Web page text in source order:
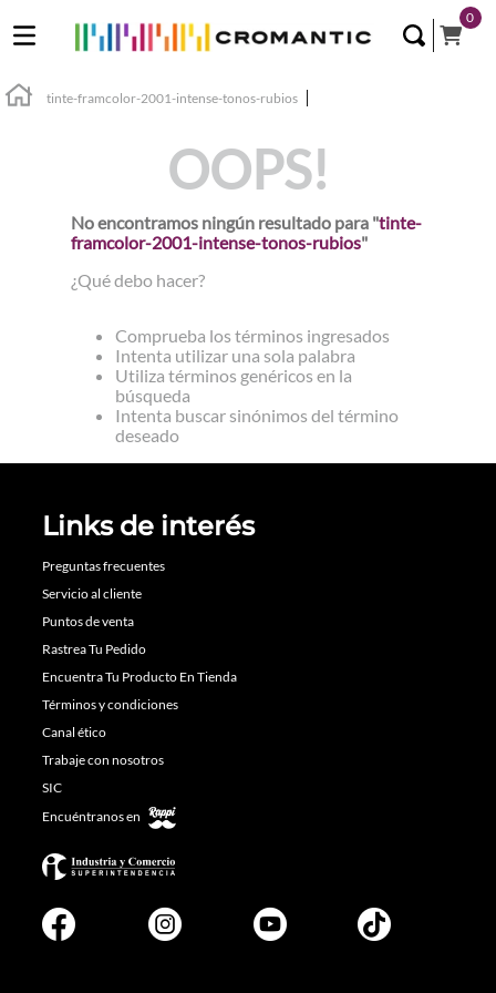
0
tinte-framcolor-2001-intense-tonos-rubios
OOPS!
No encontramos ningún resultado para "tinte-
framcolor-2001-intense-tonos-rubios"
¿Qué debo hacer?
Comprueba los términos ingresados
Intenta utilizar una sola palabra
Utiliza términos genéricos en la
búsqueda
Intenta buscar sinónimos del término
deseado
Links de interés
Preguntas frecuentes
Servicio al cliente
Puntos de venta
Rastrea Tu Pedido
Encuentra Tu Producto En Tienda
Términos y condiciones
Canal ético
Trabaje con nosotros
SIC
Encuéntranos en